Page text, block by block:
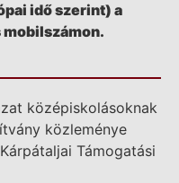
idő szerint) a
középiskolásoknak
közleménye
Támogatási